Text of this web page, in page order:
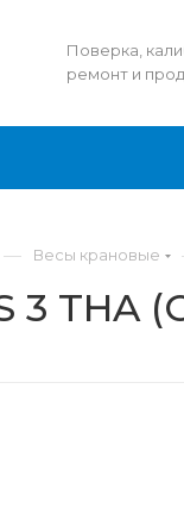
Поверка,
ремонт и
— Весы крановые
3 THA